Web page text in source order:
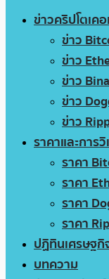
ข่าวคริปโตเค
ข่าว
ข่าว
ข่าว
ข่าว
ข่าว
ราคาและการวิ
ราคา
ราคา
ราคา
ราคา
ปฏิทินเศรษฐกิ
บทความ